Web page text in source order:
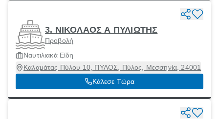
3. ΝΙΚΟΛΑΟΣ Α ΠΥΛΙΩΤΗΣ
Προβολή
Ναυτιλιακά Είδη
Καλαμάτας Πύλου 10, ΠΥΛΟΣ, Πύλος, Μεσσηνία, 24001
Κάλεσε Τώρα